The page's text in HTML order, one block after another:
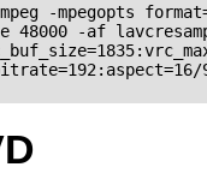
-mpegopts
48000 -af